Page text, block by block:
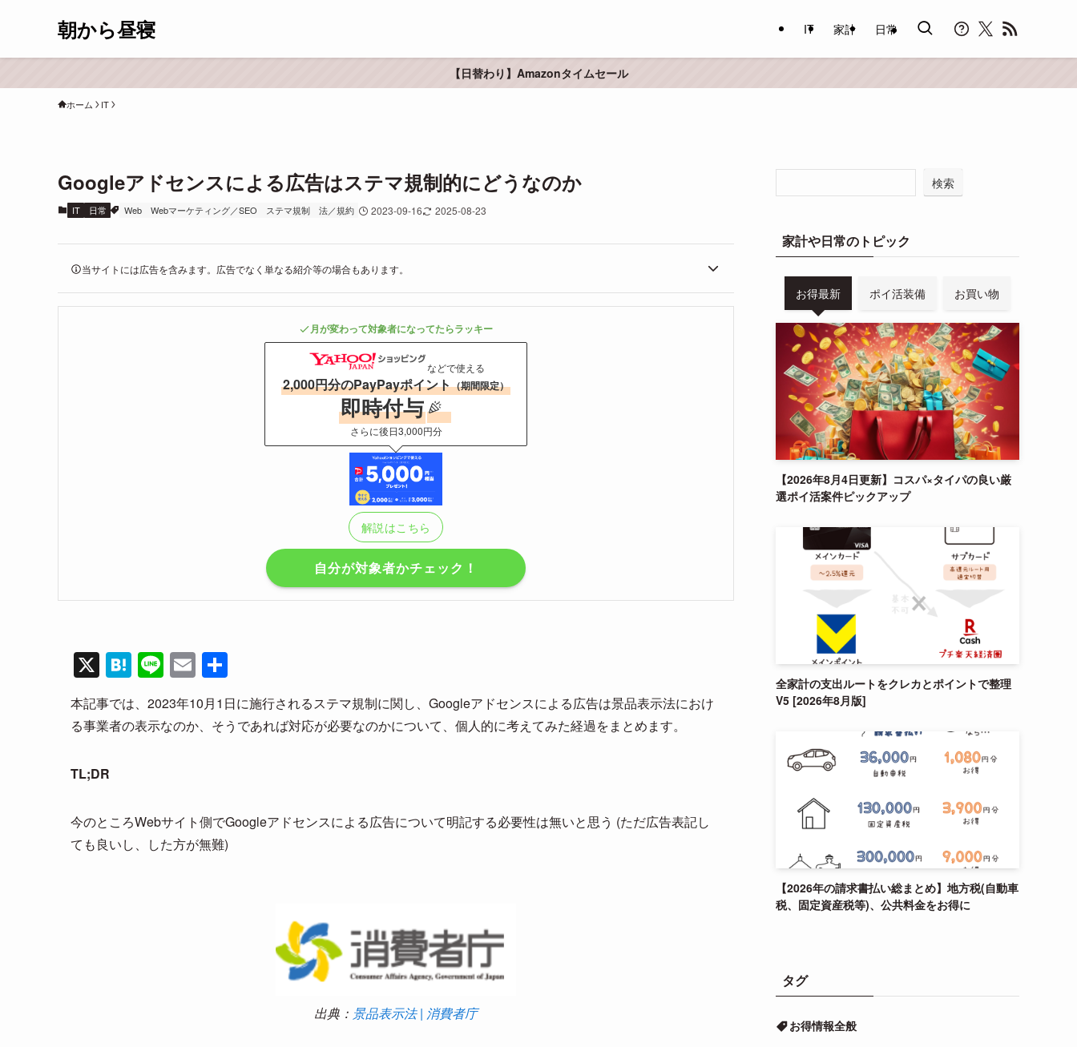
朝から昼寝 IT 家計 日常
【日替わり】Amazonタイムセール
ホーム IT
Googleアドセンスによる広告はステマ規制的にどうなのか
IT 日常 Web Webマーケティング／SEO ステマ規制 法／規約 2023-09-16 2025-08-23
当サイトには広告を含みます。広告でなく単なる紹介等の場合もあります。
月が変わって対象者になってたらラッキー
などで使える
2,000円分のPayPayポイント（期間限定）
即時付与
さらに後日3,000円分
解説はこちら
自分が対象者かチェック！
X H
at
e
n
Li
n
e
E
m
ail
有
本記事では、2023年10月1日に施行されるステマ規制に関し、Googleアドセンスによる広告は景品表示法におけ
る事業者の表示なのか、そうであれば対応が必要なのかについて、個人的に考えてみた経過をまとめます。
TL;DR
今のところWebサイト側でGoogleアドセンスによる広告について明記する必要性は無いと思う (ただ広告表記し
ても良いし、した方が無難)
出典： 景品表示法 | 消費者庁
検索
家計や日常のトピック
お得最新 ポイ活装備 お買い物
【2026年8月4日更新】コスパ×タイパの良い厳
選ポイ活案件ピックアップ
全家計の支出ルートをクレカとポイントで整理
V5 [2026年8月版]
【2026年の請求書払い総まとめ】地方税(自動車
税、固定資産税等)、公共料金をお得に
タグ
お得情報全般